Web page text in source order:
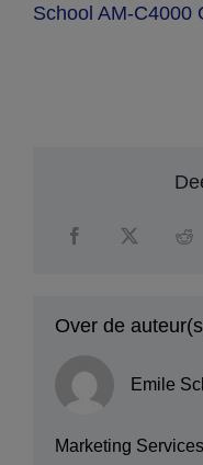
School AM-C4000
Over de
Emile
Marketing